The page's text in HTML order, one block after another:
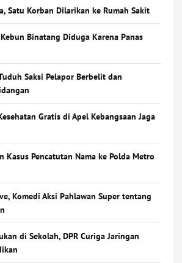
Satu Korban Dilarikan ke Rumah Sakit
Binatang Diduga Karena Panas
Saksi Pelapor Berbelit dan
Gratis di Apel Kebangsaan Jaga
Kasus Pencatutan Nama ke Polda Metro
Komedi Aksi Pahlawan Super tentang
di Sekolah, DPR Curiga Jaringan